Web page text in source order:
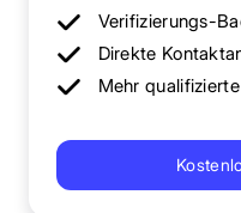
Verifizierungs-
Direkte
Mehr